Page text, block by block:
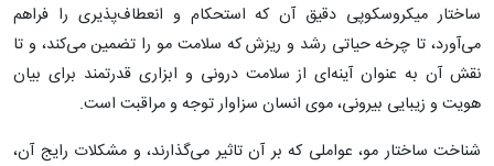
ساختار میکروسکوپی دقیق آن که استحکام و انعطاف‌پذیری را فراهم
می‌آورد، تا چرخه حیاتی رشد و ریزش که سلامت مو را تضمین می‌کند، و تا
نقش آن به عنوان آینه‌ای از سلامت درونی و ابزاری قدرتمند برای بیان
هویت و زیبایی بیرونی، موی انسان سزاوار توجه و مراقبت است.
شناخت ساختار مو، عواملی که بر آن تاثیر می‌گذارند، و مشکلات رایج آن،